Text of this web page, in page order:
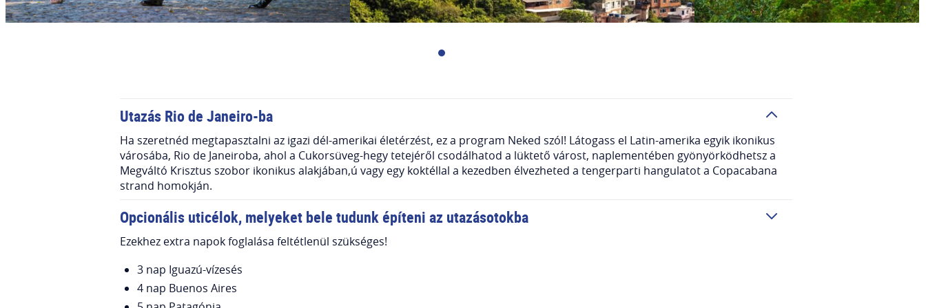
Utazás Rio de Janeiro-ba
Ha szeretnéd megtapasztalni az igazi dél-amerikai életérzést, ez a program Neked szól! Látogass el Latin-amerika egyik ikonikus
városába, Rio de Janeiroba, ahol a Cukorsüveg-hegy tetejéről csodálhatod a lüktető várost, naplementében gyönyörködhetsz a
Megváltó Krisztus szobor ikonikus alakjában,ú vagy egy koktéllal a kezedben élvezheted a tengerparti hangulatot a Copacabana
strand homokján.
Opcionális uticélok, melyeket bele tudunk építeni az utazásotokba
Ezekhez extra napok foglalása feltétlenül szükséges!
3 nap Iguazú-vízesés
4 nap Buenos Aires